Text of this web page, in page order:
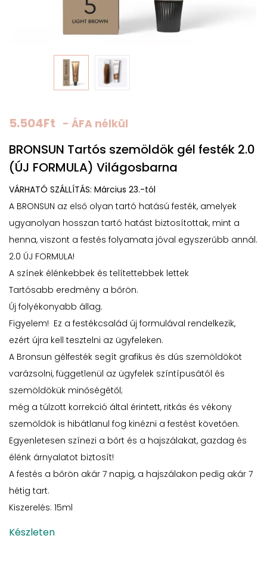
5.504Ft - ÁFA nélkül
BRONSUN Tartós szemöldök gél festék 2.0
(ÚJ FORMULA) Világosbarna
VÁRHATÓ SZÁLLÍTÁS: Március 23.-tól
A BRONSUN az első olyan tartó hatású festék, amelyek
ugyanolyan hosszan tartó hatást biztosítottak, mint a
henna, viszont a festés folyamata jóval egyszerűbb annál.
2.0 ÚJ FORMULA!
A színek élénkebbek és telítettebbek lettek
Tartósabb eredmény a bőrön.
Új folyékonyabb állag.
Figyelem! Ez a festékcsalád új formulával rendelkezik,
ezért újra kell tesztelni az ügyfeleken.
A Bronsun gélfesték segít grafikus és dús szemöldököt
varázsolni, függetlenül az ügyfelek színtípusától és
szemöldökük minőségétől;
még a túlzott korrekció által érintett, ritkás és vékony
szemöldök is hibátlanul fog kinézni a festést követően.
Egyenletesen színezi a bőrt és a hajszálakat, gazdag és
élénk árnyalatot biztosít!
A festés a bőrön akár 7 napig, a hajszálakon pedig akár 7
hétig tart.
Kiszerelés: 15ml
Készleten